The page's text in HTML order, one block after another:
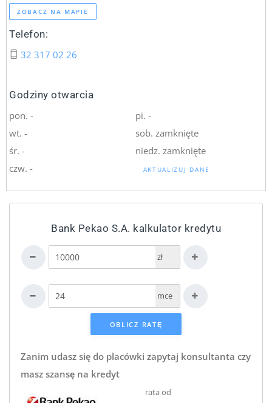
ZOBACZ NA MAPIE
Telefon:
32 317 02 26
Godziny otwarcia
pon. -
wt. -
śr. -
czw. -
pi. -
sob. zamknięte
niedz. zamknięte
AKTUALIZUJ DANE
Bank Pekao S.A. kalkulator kredytu
zł
mce
Zanim udasz się do placówki zapytaj konsultanta czy
masz szansę na kredyt
rata od